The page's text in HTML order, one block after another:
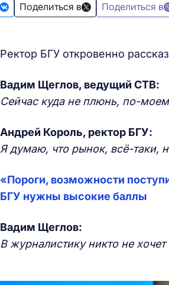
Поделиться в Поделиться в
Ректор БГУ откровенно
Вадим Щеглов, ведущий СТВ:
Сейчас куда не плюнь, по-
Андрей Король, ректор БГУ:
Я думаю, что рынок, всё-таки,
«Пороги, возможности
БГУ нужны высокие баллы
Вадим Щеглов:
В журналистику никто не хочет